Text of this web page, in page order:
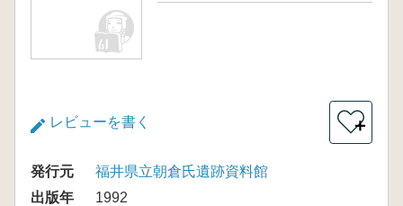
レビューを書く ＋
発行元
福井県立朝倉氏遺跡資料館
出版年
1992